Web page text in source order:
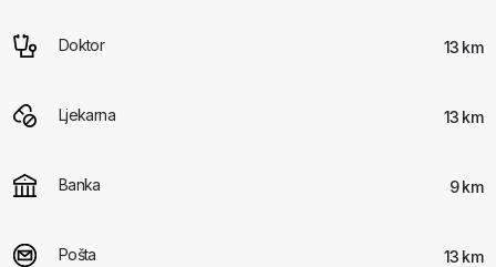
Doktor 13 km
Ljekarna 13 km
Banka 9 km
Pošta 13 km